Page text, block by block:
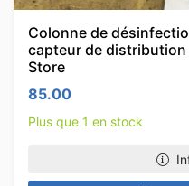
Colonne de
capteur de
Store
85.00
Plus que 1 en stock